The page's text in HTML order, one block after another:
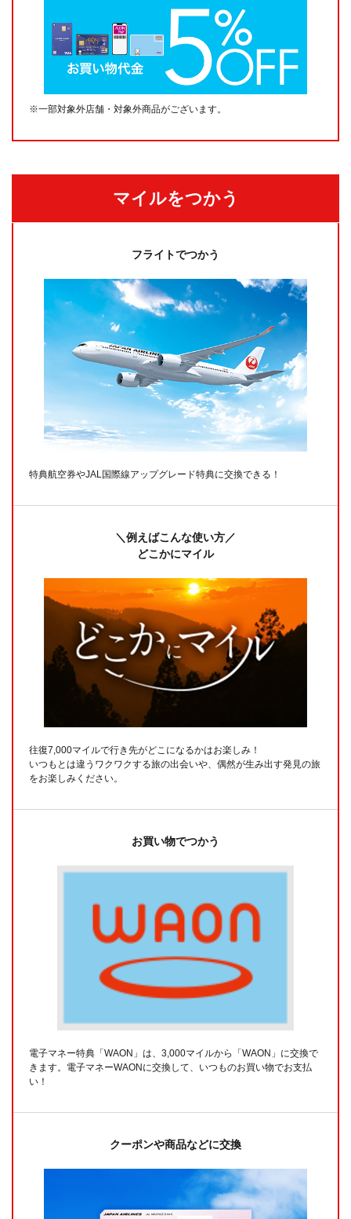
※一部対象外店舗・対象外商品がございます。
マイルをつかう
フライトでつかう
特典航空券やJAL国際線アップグレード特典に交換できる！
＼例えばこんな使い方／
どこかにマイル
往復7,000マイルで行き先がどこになるかはお楽しみ！
いつもとは違うワクワクする旅の出会いや、偶然が生み出す発見の旅
をお楽しみください。
お買い物でつかう
電子マネー特典「WAON」は、3,000マイルから「WAON」に交換で
きます。電子マネーWAONに交換して、いつものお買い物でお支払
い！
クーポンや商品などに交換